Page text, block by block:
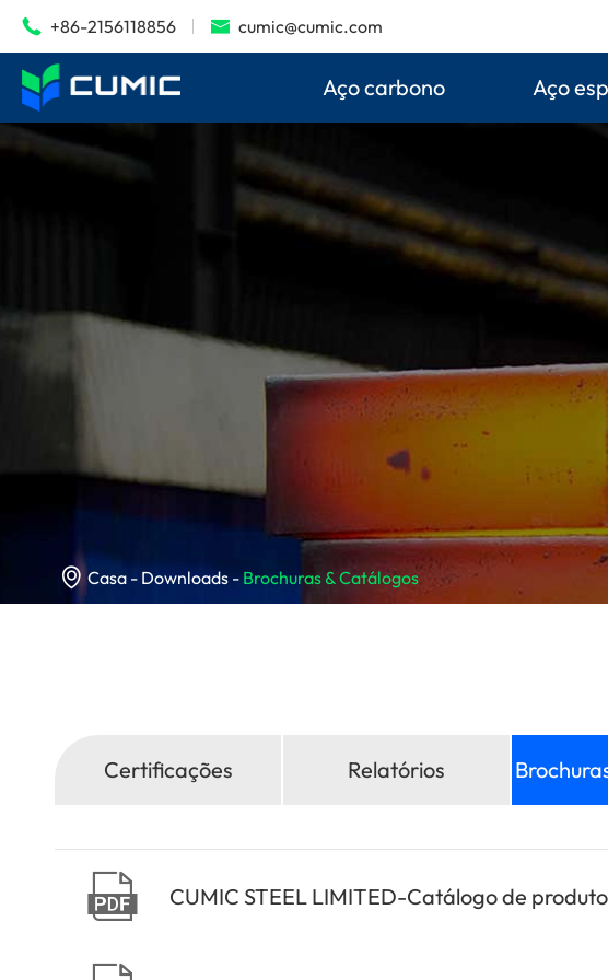
 +86-2156118856  cumic@cumic.com
Aço carbono Aço
 Casa Downloads Brochuras & Catálogos
Certificações Relatórios
 CUMIC STEEL LIMITED-Catálogo de